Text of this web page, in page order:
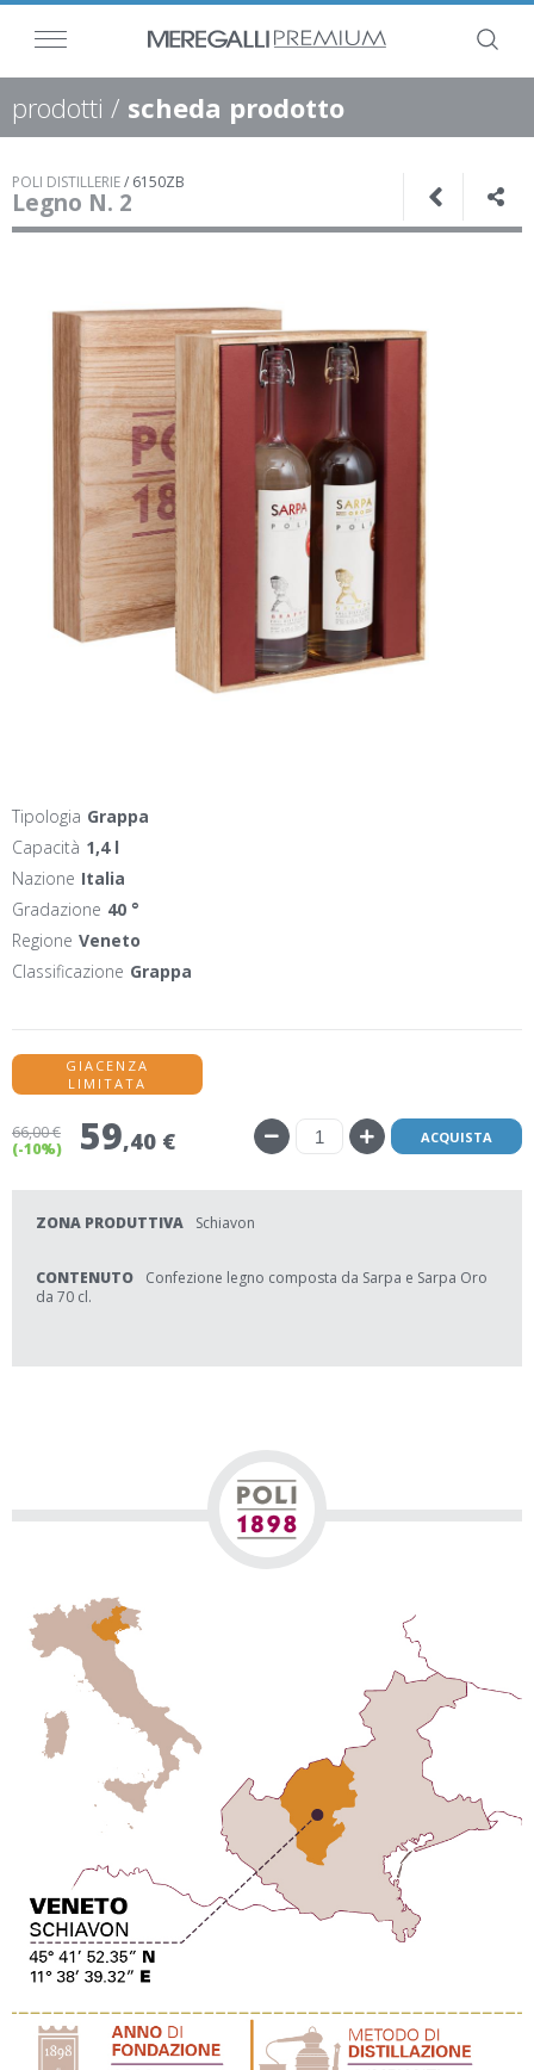
prodotti / scheda prodotto
POLI DISTILLERIE/ 6150ZB
Legno N. 2
Tipologia Grappa
Capacità 1,4 l
Nazione Italia
Gradazione 40 °
Regione Veneto
Classificazione Grappa
GIACENZA
LIMITATA
66,00 €
(-10%)
59,40 € ACQUISTA
ZONA PRODUTTIVA Schiavon
CONTENUTO
Confezione legno composta da Sarpa e Sarpa Oro
da 70 cl.